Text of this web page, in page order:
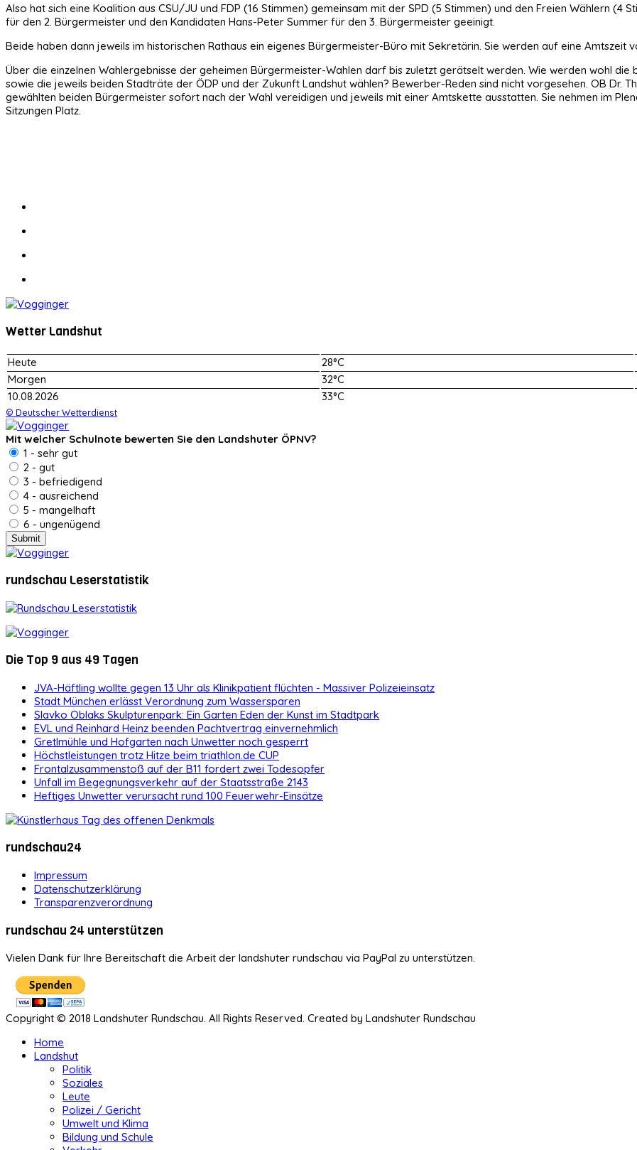
Also hat sich eine Koalition aus CSU/JU und FDP (16 Stimmen) gemeinsam mit der SPD (5 Stimmen) und den Freien Wählern
für den 2. Bürgermeister und den Kandidaten Hans-Peter Summer für den 3. Bürgermeister geeinigt.
Beide haben dann jeweils im historischen Rathaus ein eigenes Bürgermeister-Büro mit Sekretärin. Sie werden auf eine Amtszeit
Über die einzelnen Wahlergebnisse der geheimen Bürgermeister-Wahlen darf bis zuletzt gerätselt werden. Wie werden wohl
sowie die jeweils beiden Stadträte der ÖDP und der Zukunft Landshut wählen? Bewerber-Reden sind nicht vorgesehen. OB Dr.
gewählten beiden Bürgermeister sofort nach der Wahl vereidigen und jeweils mit einer Amtskette ausstatten. Sie nehmen im
Sitzungen Platz.
Wetter Landshut
Heute
28°C
Morgen
32°C
10.08.2026
33°C
© Deutscher Wetterdienst
Mit welcher Schulnote bewerten Sie den Landshuter ÖPNV?
1 - sehr gut
2 - gut
3 - befriedigend
4 - ausreichend
5 - mangelhaft
6 - ungenügend
rundschau Leserstatistik
Die Top 9 aus 49 Tagen
JVA-Häftling wollte gegen 13 Uhr als Klinikpatient flüchten - Massiver Polizeieinsatz
Stadt München erlässt Verordnung zum Wassersparen
Slavko Oblaks Skulpturenpark: Ein Garten Eden der Kunst im Stadtpark
EVL und Reinhard Heinz beenden Pachtvertrag einvernehmlich
Gretlmühle und Hofgarten nach Unwetter noch gesperrt
Höchstleistungen trotz Hitze beim triathlon.de CUP
Frontalzusammenstoß auf der B11 fordert zwei Todesopfer
Unfall im Begegnungsverkehr auf der Staatsstraße 2143
Heftiges Unwetter verursacht rund 100 Feuerwehr-Einsätze
rundschau24
Impressum
Datenschutzerklärung
Transparenzverordnung
rundschau 24 unterstützen
Vielen Dank für Ihre Bereitschaft die Arbeit der landshuter rundschau via PayPal zu unterstützen.
Copyright © 2018 Landshuter Rundschau. All Rights Reserved. Created by Landshuter Rundschau
Home
Landshut
Politik
Soziales
Leute
Polizei / Gericht
Umwelt und Klima
Bildung und Schule